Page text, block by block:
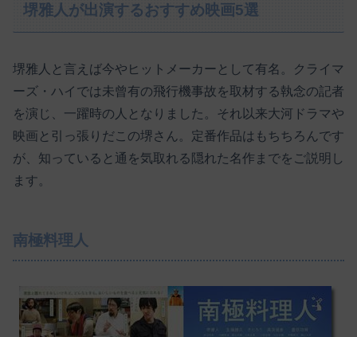
堺雅人が出演するおすすめ映画5選
堺雅人と言えば今やヒットメーカーとして有名。クライマ
ーズ・ハイでは未曾有の飛行機事故を取材する執念の記者
を演じ、一躍時の人となりました。それ以来大河ドラマや
映画と引っ張りだこの堺さん。定番作品はもちちろんです
が、知っていると通を気取れる隠れた名作までをご説明し
ます。
南極料理人